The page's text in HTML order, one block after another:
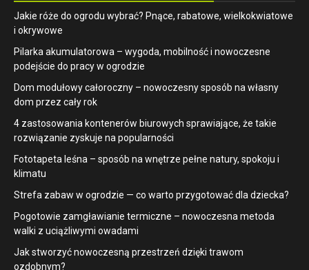
Jakie róże do ogrodu wybrać? Pnące, rabatowe, wielkokwiatowe
i okrywowe
Pilarka akumulatorowa – wygoda, mobilność i nowoczesne
podejście do pracy w ogrodzie
Dom modułowy całoroczny – nowoczesny sposób na własny
dom przez cały rok
4 zastosowania kontenerów biurowych sprawiające, że takie
rozwiązanie zyskuje na popularności
​Fototapeta leśna – sposób na wnętrze pełne natury, spokoju i
klimatu
Strefa zabaw w ogrodzie — co warto przygotować dla dziecka?
Pogotowie zamgławianie termiczne – nowoczesna metoda
walki z uciążliwymi owadami
Jak stworzyć nowoczesną przestrzeń dzięki trawom
ozdobnym?